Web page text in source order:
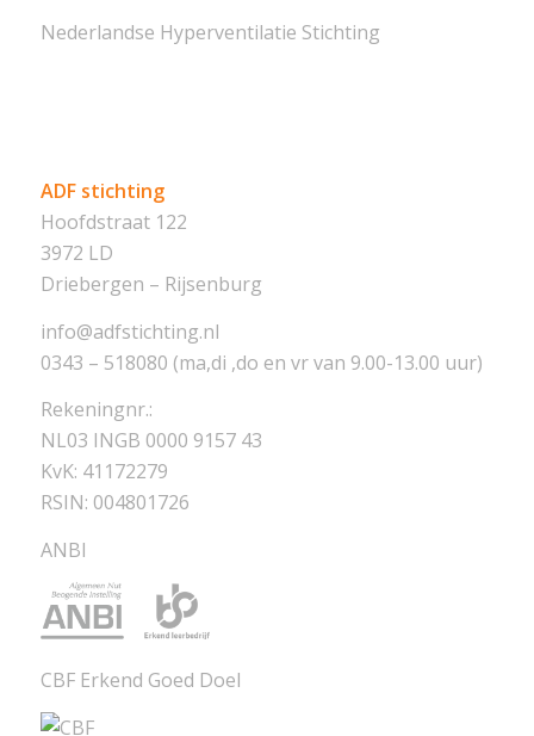
Nederlandse Hyperventilatie Stichting
ADF stichting
Hoofdstraat 122
3972 LD
Driebergen – Rijsenburg
info@adfstichting.nl
0343 – 518080 (ma,di ,do en vr van 9.00-13.00 uur)
Rekeningnr.:
NL03 INGB 0000 9157 43
KvK: 41172279
RSIN: 004801726
ANBI
CBF Erkend Goed Doel